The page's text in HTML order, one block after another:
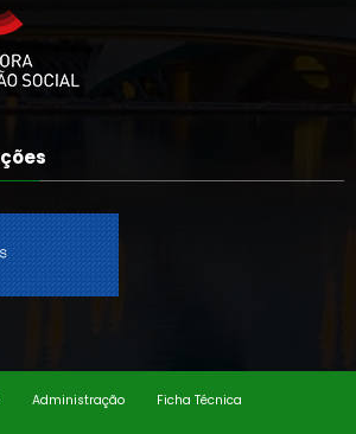
Administração Ficha Técnica